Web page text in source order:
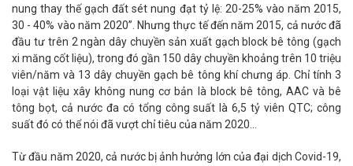
nung thay thế gạch đất sét nung đạt tỷ lệ: 20-25% vào năm 2015,
30 - 40% vào năm 2020”. Nhưng thực tế đến năm 2015, cả nước đã
đầu tư trên 2 ngàn dây chuyền sản xuất gạch block bê tông (gạch
xi măng cốt liệu), trong đó gần 150 dây chuyền khoảng trên 10 triệu
viên/năm và 13 dây chuyền gạch bê tông khí chưng áp. Chỉ tính 3
loại vật liệu xây không nung cơ bản là block bê tông, AAC và bê
tông bọt, cả nước đa có tổng công suất là 6,5 tỷ viên QTC; công
suất đó có thể nói đã vượt chỉ tiêu của năm 2020…
Từ đầu năm 2020, cả nước bị ảnh hưởng lớn của đại dịch Covid-19,